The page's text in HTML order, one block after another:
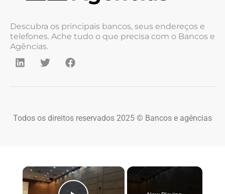
Descubra os principais bancos, seus endereços e
telefones. Ache tudo o que precisa com o Bancos e
Agências.
Todos os direitos reservados 2025 © Bancos e agências
×